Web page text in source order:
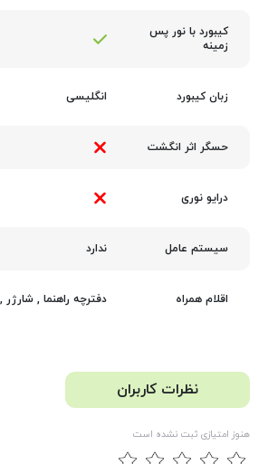
کیبورد با نور پس‌
زمینه
زبان کیبورد انگلیسی
حسگر اثر انگشت
درایو نوری
سیستم عامل ندارد
اقلام همراه دفترچه راهنما , شارژر ,
نظرات کاربران
هنوز امتیازی ثبت نشده است